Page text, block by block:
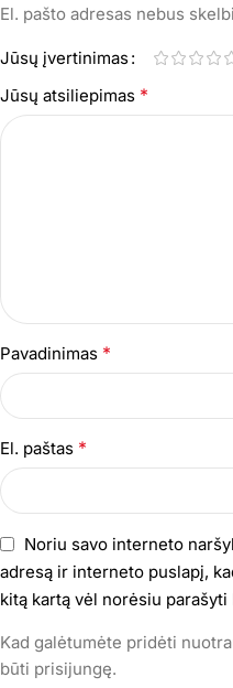
El. pašto adresas nebus
Jūsų įvertinimas
Jūsų atsiliepimas *
Pavadinimas *
El. paštas *
Noriu savo interneto
adresą ir interneto puslapį,
kitą kartą vėl norėsiu parašyti
Kad galėtumėte pridėti
būti prisijungę.